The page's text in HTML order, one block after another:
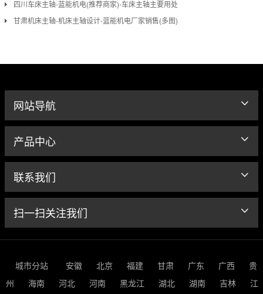
四川车床主轴-蓝能机电(推荐商家)-车床主轴主要用处
甘肃机床主轴-机床主轴设计-蓝能机电厂家销售(多图)
网站导航
产品中心
联系我们
扫一扫关注我们
城市分站 安徽 北京 福建 甘肃 广东 广西
贵
州
海南 河北 河南 黑龙江 湖北 湖南 吉林 江